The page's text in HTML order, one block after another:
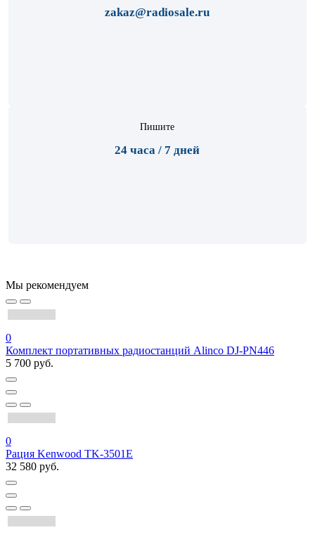
zakaz@radiosale.ru
Пишите
24 часа / 7 дней
Мы рекомендуем
0
Комплект портативных радиостанций Alinco DJ-PN446
5 700 руб.
0
Рация Kenwood TK-3501E
32 580 руб.